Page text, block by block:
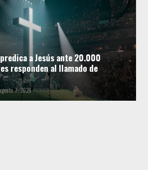
a Jesús ante 20.000
responden al llamado de
7, 2026